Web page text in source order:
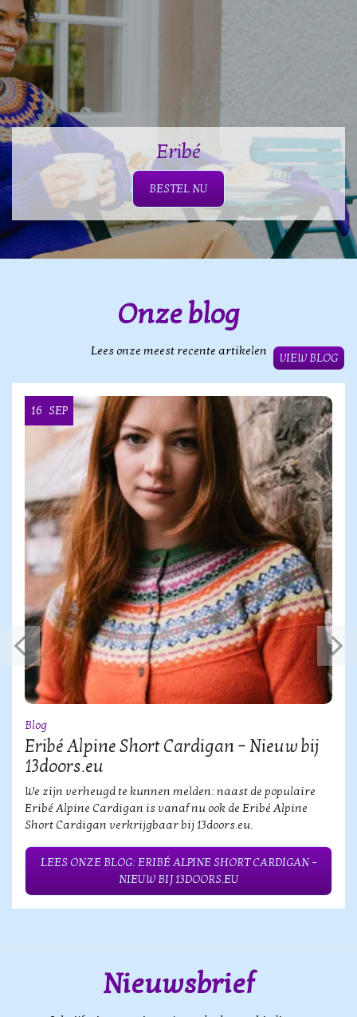
Eribé
BESTEL NU
Onze blog
Lees onze meest recente artikelen
VIEW BLOG
16 SEP
Blog
Eribé Alpine Short Cardigan – Nieuw bij
13doors.eu
We zijn verheugd te kunnen melden: naast de populaire
Eribé Alpine Cardigan is vanaf nu ook de Eribé Alpine
Short Cardigan verkrijgbaar bij 13doors.eu.
LEES ONZE BLOG: ERIBÉ ALPINE SHORT CARDIGAN –
NIEUW BIJ 13DOORS.EU
Nieuwsbrief